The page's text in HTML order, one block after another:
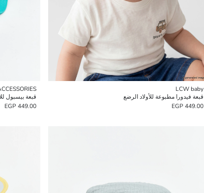
LCW baby
قبعة فيدورا مطبوعة للأولاد الرضع
449.00 EGP
قبعة بيسبول
449.00 EGP